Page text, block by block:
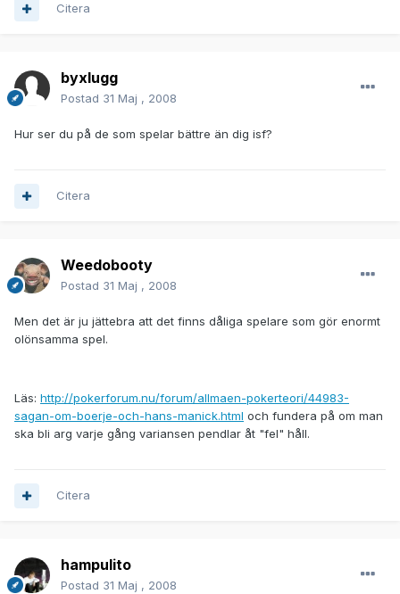
Citera
byxlugg
Postad 31 Maj , 2008
Hur ser du på de som spelar bättre än dig isf?
Citera
Weedobooty
Postad 31 Maj , 2008
Men det är ju jättebra att det finns dåliga spelare som gör enormt
olönsamma spel.
Läs: http://pokerforum.nu/forum/allmaen-pokerteori/44983-
sagan-om-boerje-och-hans-manick.html och fundera på om man
ska bli arg varje gång variansen pendlar åt "fel" håll.
Citera
hampulito
Postad 31 Maj , 2008